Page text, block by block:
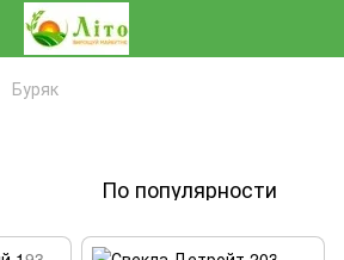
Буряк
По популярности